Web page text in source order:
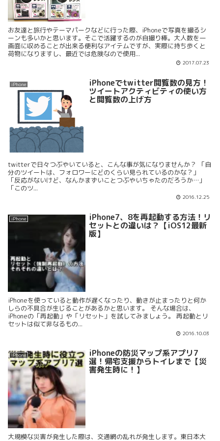
お友達と旅行やテーマパークなどに行った際、iPhoneで写真を撮るシ
ーンも多いかと思います。そこで活躍するのが自撮り棒。大人数を一
画面に収めることが出来る便利なアイテムですが、実際に持ち歩くと
荷物になりますし、最近では危険なので使用...
2017.07.23
iPhone iPhoneでtwitter閲覧数の見方！
ツイートアクティビティの使い方
と閲覧数の上げ方
twitterで日々つぶやいていると、こんな事が気になりませんか？ 「自
分のツイートは、フォロワーにどのくらい見られているのかな？」
「反応がないけど、なんかまずいことつぶやいちゃたのだろうか…」
「このツ...
2016.12.25
iPhone iPhone7、8を再起動する方法！リ
セットとの違いは？【iOS12最新
版】
iPhoneを使っていると動作が遅くなったり、動きが止まったりと何か
しらの不具合が生じることがあるかと思います。 そんな場合は、
iPhoneの「再起動」や「リセット」を試してみましょう。 再起動とリ
セットは似て非なるもの...
2016.10.03
iPhone iPhoneの防災マップ系アプリ7
選！帰宅支援からトイレまで【災
害発生時に！】
大規模な災害が発生した際は、交通網の乱れが発生します。東日本大